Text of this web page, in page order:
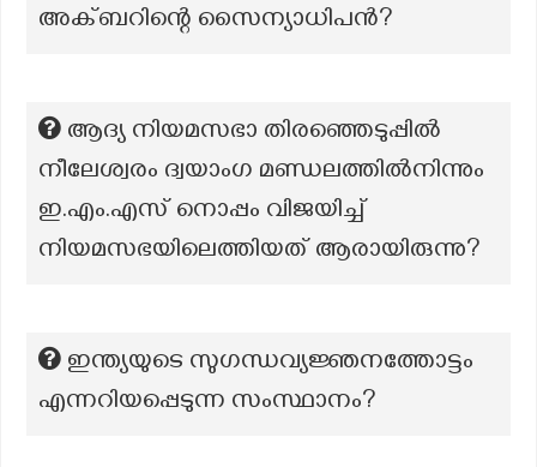
അക്ബറിന്റെ സൈന്യാധിപൻ?
ആദ്യ നിയമസഭാ തിരഞ്ഞെടുപ്പിൽ
നീലേശ്വരം ദ്വയാംഗ മണ്ഡലത്തിൽനിന്നും
ഇ.എം.എസ് നൊപ്പം വിജയിച്ച്
നിയമസഭയിലെത്തിയത് ആരായിരുന്നു?
ഇന്ത്യയുടെ സുഗന്ധവ്യജ്ഞനത്തോട്ടം
എന്നറിയപ്പെടുന്ന സംസ്ഥാനം?